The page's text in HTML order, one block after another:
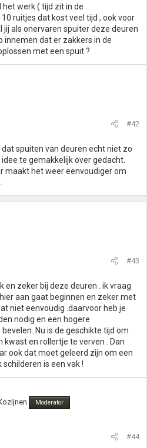
werk ( tijd zit in de
ruitjes dat kost veel tijd , ook voor
jij als onervaren spuiter deze deuren
innemen dat er zakkers in de
met een spuit ?
#42
spuiten van deuren echt niet zo
te gemakkelijk over gedacht.
maakt het weer eenvoudiger om
#43
en zeker bij deze deuren . ik vraag
aan gaat beginnen en zeker met
niet eenvoudig .daarvoor heb je
nodig en een hogere
Nu is de geschikte tijd om
en rollertje te verven . Dan
ook dat moet geleerd zijn om een
is een vak !
Moderator
#44